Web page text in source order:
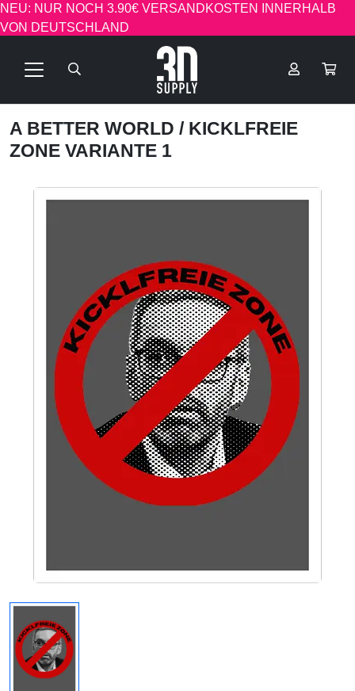
NEU: NUR NOCH 3.90€ VERSANDKOSTEN INNERHALB
VON DEUTSCHLAND
A BETTER WORLD / KICKLFREIE
ZONE VARIANTE 1